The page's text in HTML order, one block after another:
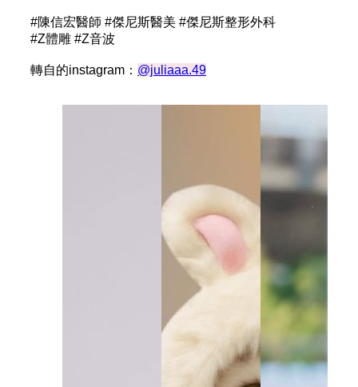
#陳信宏醫師 #傑尼斯醫美 #傑尼斯整形外科
#Z體雕 #Z音波
轉自的instagram： @juliaaa.49